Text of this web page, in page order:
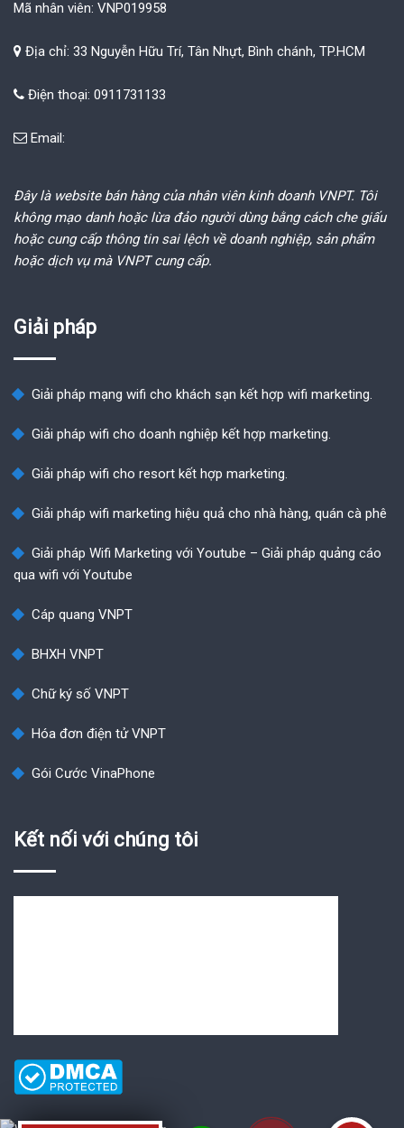
Mã nhân viên: VNP019958
Địa chỉ: 33 Nguyễn Hữu Trí, Tân Nhựt, Bình chánh, TP.HCM
Điện thoại: 0911731133
Email:
Đây là website bán hàng của nhân viên kinh doanh VNPT. Tôi
không mạo danh hoặc lừa đảo người dùng bằng cách che giấu
hoặc cung cấp thông tin sai lệch về doanh nghiệp, sản phẩm
hoặc dịch vụ mà VNPT cung cấp.
Giải pháp
Giải pháp mạng wifi cho khách sạn kết hợp wifi marketing.
Giải pháp wifi cho doanh nghiệp kết hợp marketing.
Giải pháp wifi cho resort kết hợp marketing.
Giải pháp wifi marketing hiệu quả cho nhà hàng, quán cà phê
Giải pháp Wifi Marketing với Youtube – Giải pháp quảng cáo
qua wifi với Youtube
Cáp quang VNPT
BHXH VNPT
Chữ ký số VNPT
Hóa đơn điện tử VNPT
Gói Cước VinaPhone
Kết nối với chúng tôi